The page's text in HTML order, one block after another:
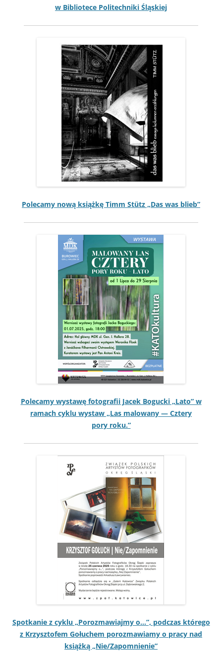
w Bib­liotece Politech­ni­ki Śląskiej
Pole­camy nową książkę Timm Stütz „Das was blieb”
Pole­camy wys­tawę fotografii Jacek Boguc­ki „Lato” w
ramach cyk­lu wys­taw „Las mal­owany — Cztery
pory roku.”
Spotkanie z cyk­lu „Poroz­maw­ia­jmy o…”, pod­czas którego
z Krzysztofem Gołuchem poroz­maw­iamy o pra­cy nad
książką „Nie/Zapomnienie”